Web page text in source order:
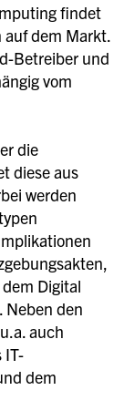
findet
dem Markt.
Betreiber und
vom
die
diese aus
werden
Digital
Neben den
auch
IT-
dem